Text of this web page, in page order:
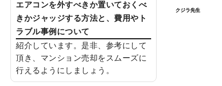
エアコンを外すべきか置いておくべ
きかジャッジする方法と、費用やト
ラブル事例について
紹介しています。是非、参考にして
頂き、マンション売却をスムーズに
行えるようにしましょう。
クジラ先生